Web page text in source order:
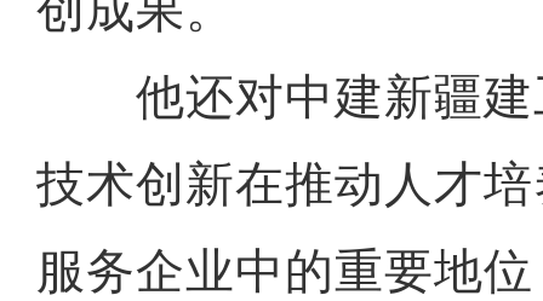
他还对中建新疆建
技术创新在推动人才
服务企业中的重要地